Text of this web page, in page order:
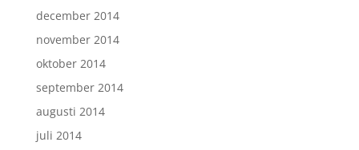
december 2014
november 2014
oktober 2014
september 2014
augusti 2014
juli 2014